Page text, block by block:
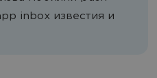
inbox известия и